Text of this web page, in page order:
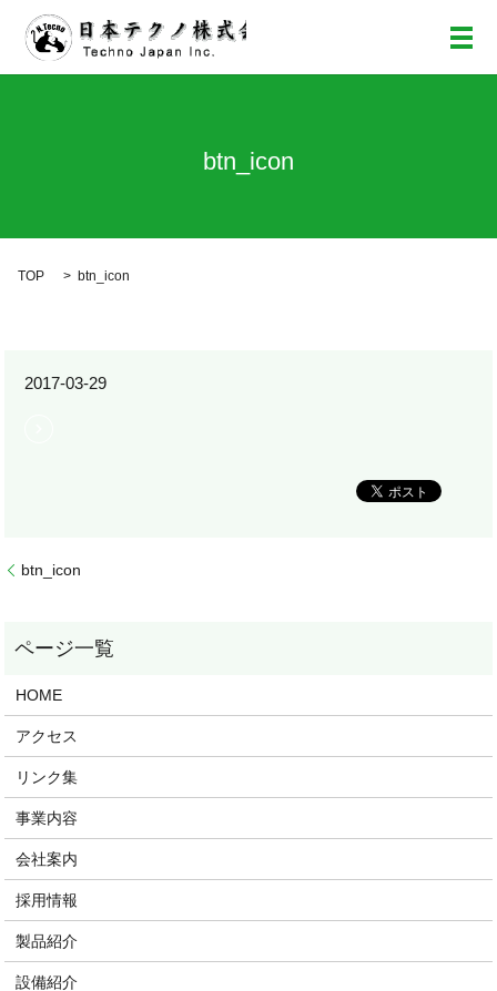
メ
btn_icon
TOP btn_icon
2017-03-29
btn_icon
HOME
アクセス
リンク集
事業内容
会社案内
採用情報
製品紹介
設備紹介